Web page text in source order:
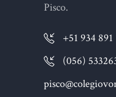
Pisco.
+51 934 891
(056)